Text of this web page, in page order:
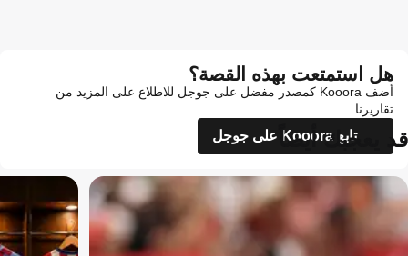
هل استمتعت بهذه القصة؟
أضف Kooora كمصدر مفضل على جوجل للاطلاع على المزيد من
تقاريرنا
تابع Kooora على جوجل
قد يعجبك أيضاً